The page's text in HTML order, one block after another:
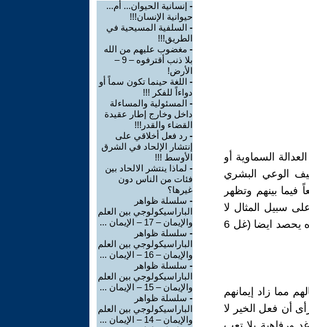
السماوية أو
الوعي البشري
بينهم وتظهر
سبيل المثال لا
الحصر: (لا تضلوا الله لا يشمخ عليه فان الذي يزرعه الانسان اياه يحصد ايضا (غل 6
مما زاد إيمانهم
أن فعل الخير لا
- إنسانية الحيوان... أم...
حيوانية الإنسان!!!
- السلفية المسيحية في
الطريق!!!
- مغضوب عليهم من الله
بلا ذنب أقترفوه – 9 –
الأرض!
- اللغة حينما تكون سماً أو
دواءاً للفكر !!!
- المسئولية والمساءلة
داخل وخارج إطار عقيدة
القضاء والقدر!!!
- رد فعل أخلاقي على
إنتشار الإلحاد في الشرق
الأوسط !!!
- لماذا ينتشر الالحاد بين
فئات من الناس دون
غيرها؟
- سلسلة ظواهر
الباراسيكولوجي بين العلم
والإيمان – 17 – الإيمان ...
- سلسلة ظواهر
الباراسيكولوجي بين العلم
والإيمان – 16 – الإيمان ...
- سلسلة ظواهر
الباراسيكولوجي بين العلم
والإيمان – 15 – الإيمان ...
- سلسلة ظواهر
الباراسيكولوجي بين العلم
والإيمان – 14 – الإيمان ...